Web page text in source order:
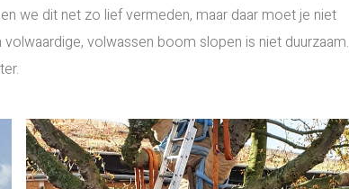
we dit net zo lief vermeden, maar daar moet je niet
volwassen boom slopen is niet duurzaam.